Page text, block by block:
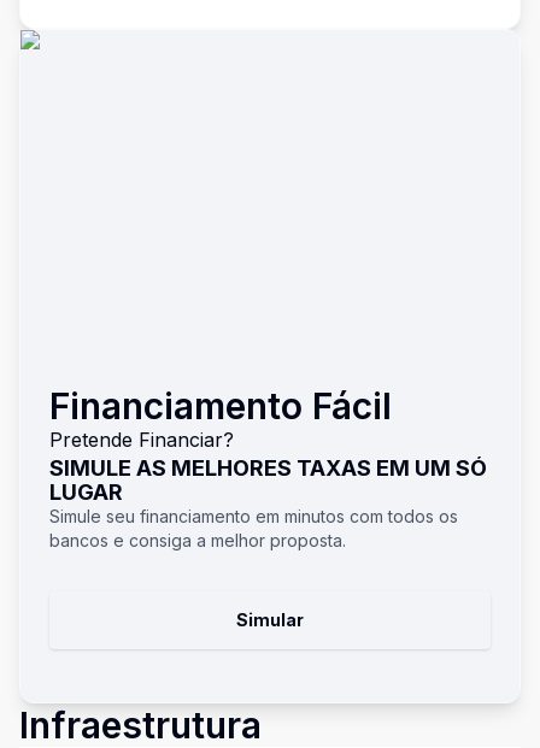
Financiamento Fácil
Pretende Financiar?
SIMULE AS MELHORES TAXAS EM UM SÓ
LUGAR
Simule seu financiamento em minutos com todos os
bancos e consiga a melhor proposta.
Simular
Infraestrutura